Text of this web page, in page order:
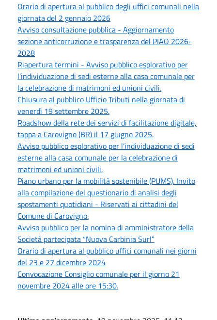
Orario di apertura al pubblico degli uffici comunali nella
giornata del 2 gennaio 2026
Avviso consultazione pubblica - Aggiornamento
sezione anticorruzione e trasparenza del PIAO 2026-
2028
Riapertura termini - Avviso pubblico esplorativo per
l’individuazione di sedi esterne alla casa comunale per
la celebrazione di matrimoni ed unioni civili.
Chiusura al pubblico Ufficio Tributi nella giornata di
venerdì 19 settembre 2025.
Roadshow della rete dei servizi di facilitazione digitale,
tappa a Carovigno (BR) il 17 giugno 2025.
Avviso pubblico esplorativo per l’individuazione di sedi
esterne alla casa comunale per la celebrazione di
matrimoni ed unioni civili.
Piano urbano per la mobilità sostenibile (PUMS). Invito
alla compilazione del questionario di analisi degli
spostamenti quotidiani - Riservati ai cittadini del
Comune di Carovigno.
Avviso pubblico per la nomina di amministratore della
Società partecipata “Nuova Carbinia Surl”
Orario di apertura al pubblico uffici comunali nei giorni
del 23 e 27 dicembre 2024
Convocazione Consiglio comunale per il giorno 21
novembre 2024 alle ore 15:30.